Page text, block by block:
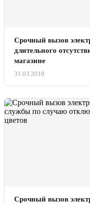
Срочный вызов
длительного
магазине
31.03.2018
Срочный вызов